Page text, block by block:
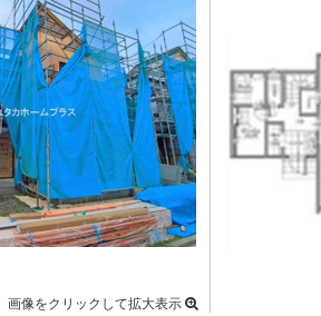
画像をクリックして拡大表示